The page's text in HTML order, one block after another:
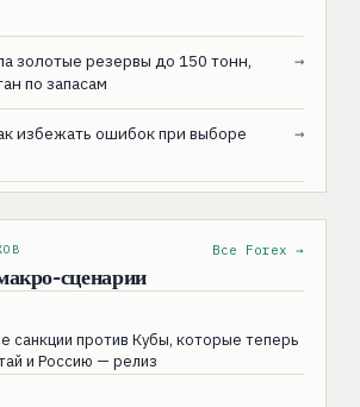
золотые резервы до 150 тонн,
по запасам
→
избежать ошибок при выборе
→
сценарии
Все Forex →
санкции против Кубы, которые теперь
и Россию — релиз